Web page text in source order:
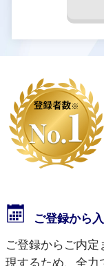
ご登録から
ご登録からご内
現するため、全力